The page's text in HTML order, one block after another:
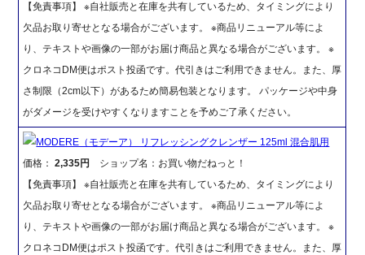
【免責事項】 ※自社販売と在庫を共有しているため、タイミングにより
欠品お取り寄せとなる場合がございます。 ※商品リニューアル等によ
り、テキストや画像の一部がお届け商品と異なる場合がございます。 ※
クロネコDM便はポスト投函です。代引きはご利用できません。また、厚
さ制限（2cm以下）があるため簡易包装となります。 パッケージや中身
がダメージを受けやすくなりますことを予めご了承ください。
MODERE（モデーア） リフレッシングクレンザー 125ml 混合肌用
価格：2,335円
ショップ名：お買い物だねっと！
【免責事項】 ※自社販売と在庫を共有しているため、タイミングにより
欠品お取り寄せとなる場合がございます。 ※商品リニューアル等によ
り、テキストや画像の一部がお届け商品と異なる場合がございます。 ※
クロネコDM便はポスト投函です。代引きはご利用できません。また、厚